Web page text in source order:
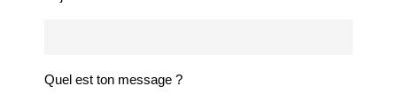
Quel est ton message ?